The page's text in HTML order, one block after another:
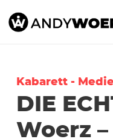
Kabarett -
DIE
Woerz –